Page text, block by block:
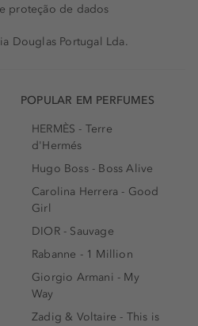
proteção de dados
Douglas Portugal Lda.
POPULAR EM PERFUMES
HERMÈS - Terre
d'Hermés
Hugo Boss - Boss Alive
Carolina Herrera - Good
Girl
DIOR - Sauvage
Rabanne - 1 Million
Giorgio Armani - My
Way
Zadig & Voltaire - This is